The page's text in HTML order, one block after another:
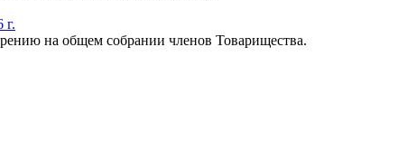
на общем собрании членов Товарищества.